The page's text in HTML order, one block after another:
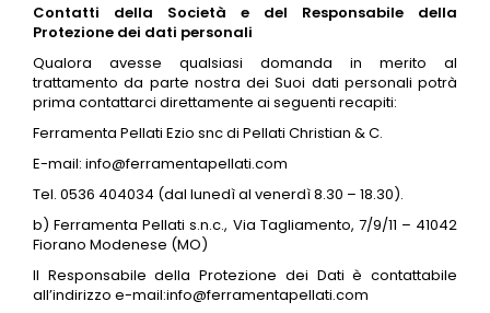
Contatti della Società e del Responsabile della
Protezione dei dati personali
Qualora avesse qualsiasi domanda in merito al
trattamento da parte nostra dei Suoi dati personali potrà
prima contattarci direttamente ai seguenti recapiti:
Ferramenta Pellati Ezio snc di Pellati Christian & C.
E-mail: info@ferramentapellati.com
Tel. 0536 404034 (dal lunedì al venerdì 8.30 – 18.30).
b) Ferramenta Pellati s.n.c., Via Tagliamento, 7/9/11 – 41042
Fiorano Modenese (MO)
Il Responsabile della Protezione dei Dati è contattabile
all’indirizzo e-mail:info@ferramentapellati.com